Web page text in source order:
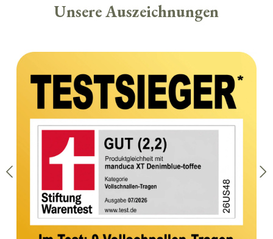
Unsere Auszeichnungen
Bildergalerie überspringen